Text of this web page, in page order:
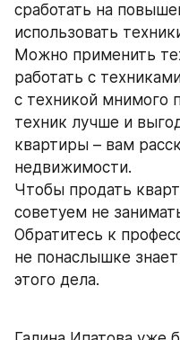
сработать на
использовать
Можно применить
работать с
с техникой мнимого
техник лучше и
квартиры – вам
недвижимости.
Чтобы продать
советуем не
Обратитесь к
не понаслышке
этого дела.